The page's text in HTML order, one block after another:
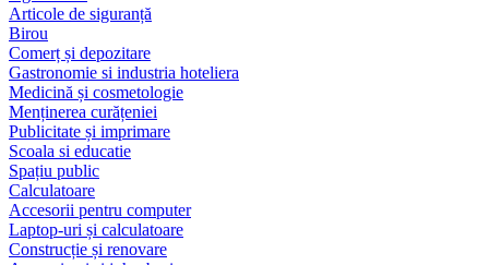
Articole de siguranță
Birou
Comerț și depozitare
Gastronomie si industria hoteliera
Medicină și cosmetologie
Menținerea curățeniei
Publicitate și imprimare
Scoala si educatie
Spațiu public
Calculatoare
Accesorii pentru computer
Laptop-uri și calculatoare
Construcție și renovare